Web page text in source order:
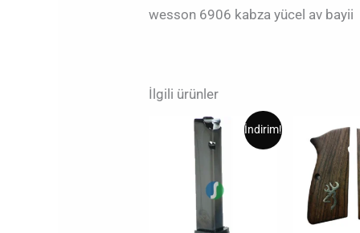
wesson 6906 kabza yücel av bayii
İlgili ürünler
İndirim!
Orijinal
fiyat:
₺1.000,00.
Şu
andaki
fiyat: